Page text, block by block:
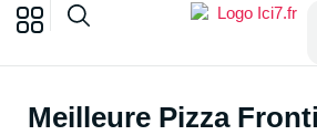
Meilleure Pizza